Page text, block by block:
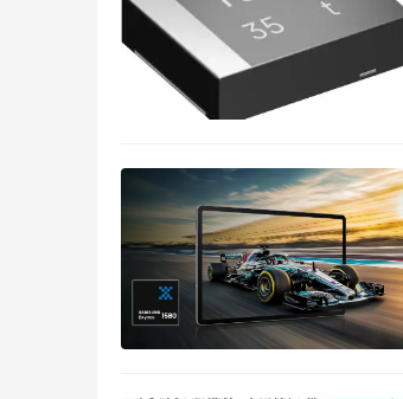
引擎xLLM在内的ServingKit工
性能和吞吐收益，实现技术降本
器学习平台技术相结合，进一步
型在中国公有云大模型市场份额
Agent规模化应用提速
谭待表示，深度思考、多模态
务都会消耗大量tokens，模型使